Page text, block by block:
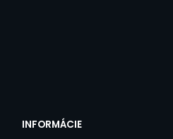
INFORMÁCIE